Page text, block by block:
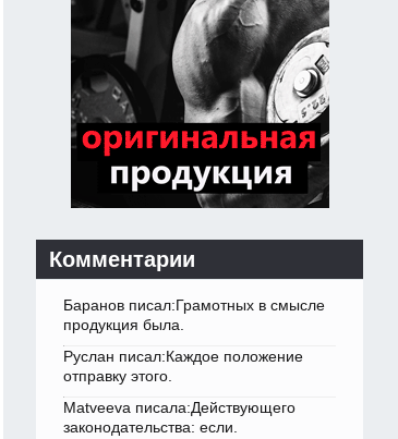
Комментарии
Баранов писал:Грамотных в смысле
продукция была.
Руслан писал:Каждое положение
отправку этого.
Matveeva писала:Действующего
законодательства: если.